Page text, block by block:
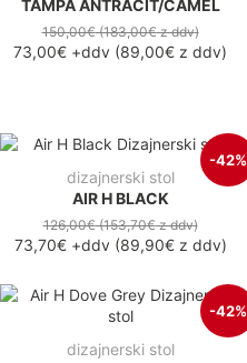
TAMPA ANTRACIT/CAMEL
150,00€(183,00€z ddv)
73,00€ +ddv (89,00€ z ddv)
-42%
dizajnerski stol
AIR H BLACK
126,00€(153,70€z ddv)
73,70€+ddv(89,90€z ddv)
-42%
dizajnerski stol